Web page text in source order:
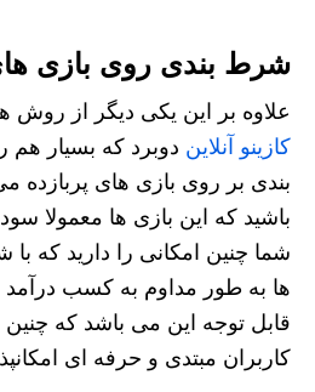
شرط بندی روی بازی
علاوه بر این یکی دیگر از روش
کازینو آنلاین دوبرد که بسیار
بندی بر روی بازی های پربازده
باشید که این بازی ها معمولا
شما چنین امکانی را دارید که
ها به طور مداوم به کسب درآمد
قابل توجه این می باشد که چنین
کاربران مبتدی و حرفه ای